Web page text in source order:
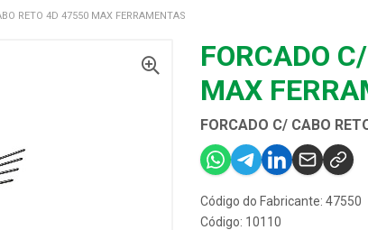
RETO 4D 47550 MAX FERRAMENTAS
FORCADO
MAX
FORCADO C/ CABO
Código do Fabricante: 47550
Código: 10110